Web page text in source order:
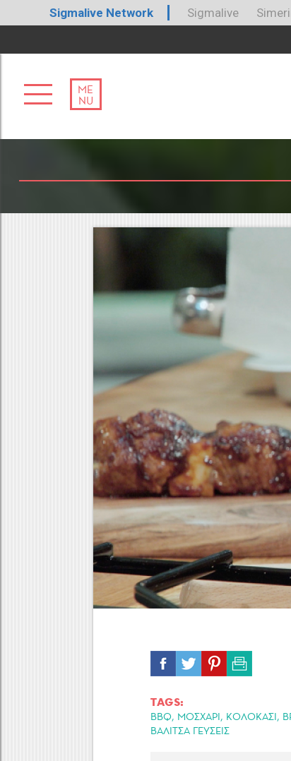
Sigmalive Network Sigmalive
ME
NU
TAGS:
BBQ, ΜΟΣΧΑΡΙ, ΚΟΛΟΚΑΣΙ,
ΒΑΛΙΤΣΑ ΓΕΥΣΕΙΣ